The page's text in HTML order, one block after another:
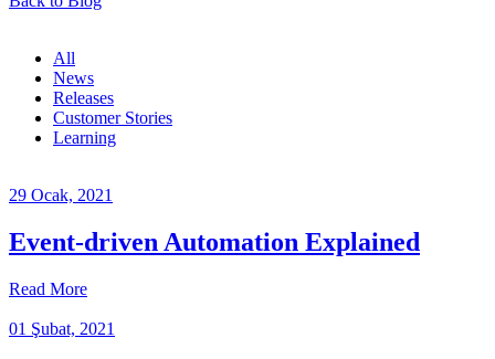
All
News
Releases
Customer Stories
Learning
29 Ocak, 2021
Event-driven Automation Explained
Read More
01 Şubat, 2021